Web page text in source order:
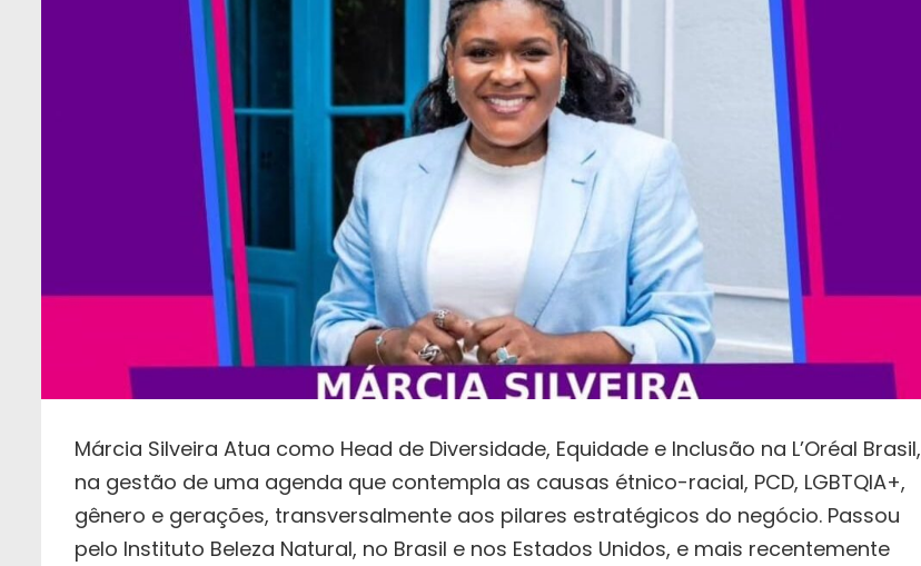
Márcia Silveira Atua como Head de Diversidade, Equidade e Inclusão na L’Oréal Brasil,
na gestão de uma agenda que contempla as causas étnico-racial, PCD, LGBTQIA+,
gênero e gerações, transversalmente aos pilares estratégicos do negócio. Passou
pelo Instituto Beleza Natural, no Brasil e nos Estados Unidos, e mais recentemente